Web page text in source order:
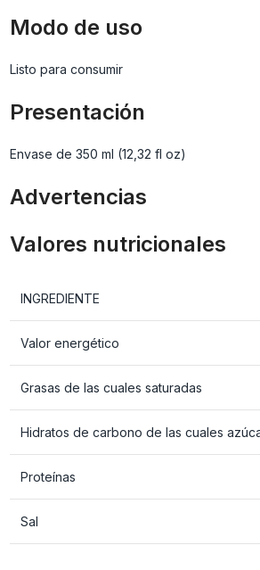
Modo de uso
Listo para consumir
Presentación
Envase de 350 ml (12,32 fl oz)
Advertencias
Valores nutricionales
INGREDIENTE
Valor energético
Grasas de las cuales saturadas
Hidratos de carbono de las cuales
Proteínas
Sal